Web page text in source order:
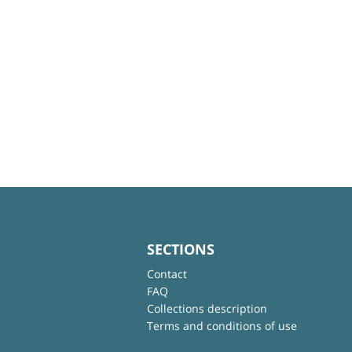
SECTIONS
Contact
FAQ
Collections description
Terms and conditions of use